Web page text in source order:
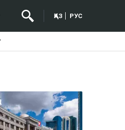
ҚАЗ РУС